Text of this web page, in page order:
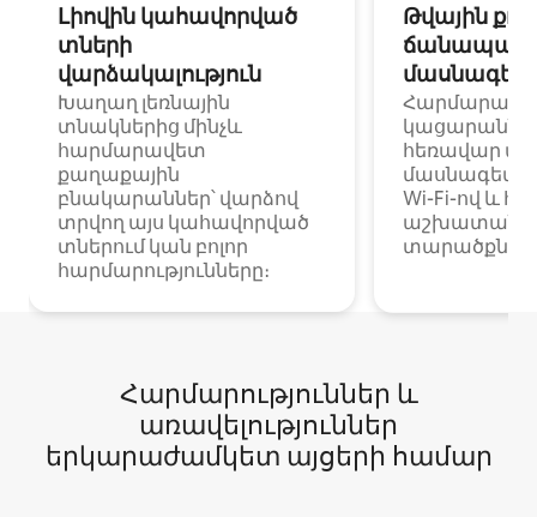
Լիովին կահավորված
տների
վարձակալություն
Խաղաղ լեռնային
տնակներից մինչև
հարմարավետ
քաղաքային
բնակարաններ՝ վարձով
տրվող այս կահավորված
տներում կան բոլոր
հարմարությունները։
Թվային
հեռավար
Wi-Fi-ով և
Հարմարություններ և
առավելություններ
երկարաժամկետ այցերի համար